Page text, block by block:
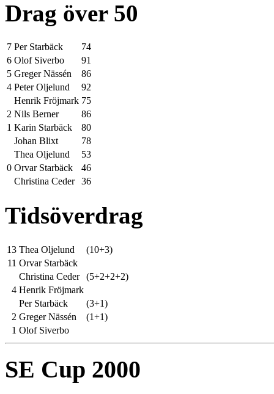
Drag över 50
7 Per Starbäck
74
6 Olof Siverbo
91
5 Greger Nässén
86
4 Peter Oljelund
92
Henrik Fröjmark 75
2 Nils Berner
86
1 Karin Starbäck
80
Johan Blixt
78
Thea Oljelund
53
0 Orvar Starbäck
46
Christina Ceder
36
Tidsöverdrag
13 Thea Oljelund
(10+3)
11 Orvar Starbäck
Christina Ceder
(5+2+2+2)
4 Henrik Fröjmark
Per Starbäck
(3+1)
2 Greger Nässén
(1+1)
1 Olof Siverbo
SE Cup 2000